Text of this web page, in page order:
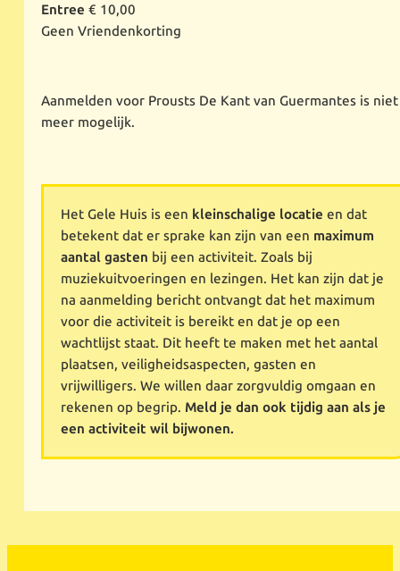
Entree € 10,00
Geen Vriendenkorting
Aanmelden voor Prousts De Kant van Guermantes is niet
meer mogelijk.
Het Gele Huis is een kleinschalige locatie en dat
betekent dat er sprake kan zijn van een maximum
aantal gasten bij een activiteit. Zoals bij
muziekuitvoeringen en lezingen. Het kan zijn dat je
na aanmelding bericht ontvangt dat het maximum
voor die activiteit is bereikt en dat je op een
wachtlijst staat. Dit heeft te maken met het aantal
plaatsen, veiligheidsaspecten, gasten en
vrijwilligers. We willen daar zorgvuldig omgaan en
rekenen op begrip. Meld je dan ook tijdig aan als je
een activiteit wil bijwonen.